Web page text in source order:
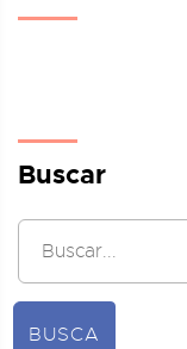
Buscar
BUSCA